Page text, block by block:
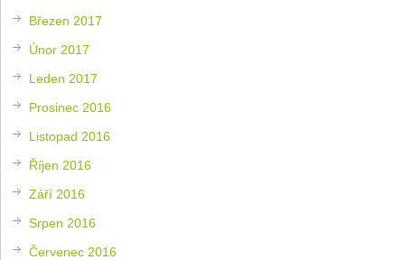
Březen 2017
Únor 2017
Leden 2017
Prosinec 2016
Listopad 2016
Říjen 2016
Září 2016
Srpen 2016
Červenec 2016